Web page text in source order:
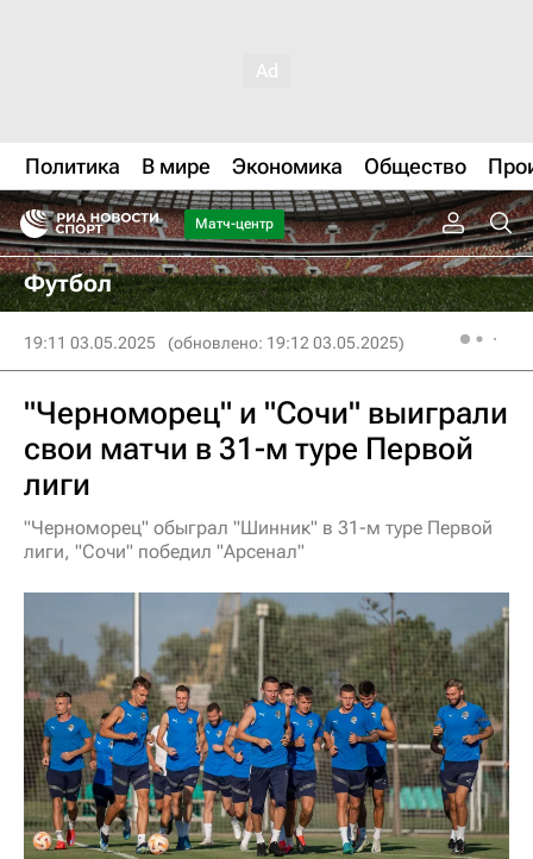
Политика В мире Экономика Общество
Матч-центр
Футбол
19:11 03.05.2025 (обновлено: 19:12 03.05.2025)
"Черноморец" и "Сочи" выиграли
свои матчи в 31-м туре Первой
лиги
"Черноморец" обыграл "Шинник" в 31-м туре Первой
лиги, "Сочи" победил "Арсенал"